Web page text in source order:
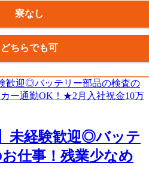
寮なし
どちらでも可
未経験歓迎◎バッテ
仕事！残業少なめ